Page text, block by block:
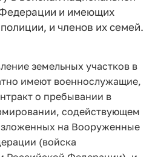
и имеющих
и членов их семей.
земельных участков в
имеют военнослужащие,
о пребывании в
содействующем
на Вооруженные
(войска